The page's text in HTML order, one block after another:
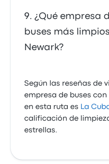
¿Qué empresa
buses más
Newark?
Según las reseñas de
empresa de buses
en esta ruta es La
calificación de
estrellas.